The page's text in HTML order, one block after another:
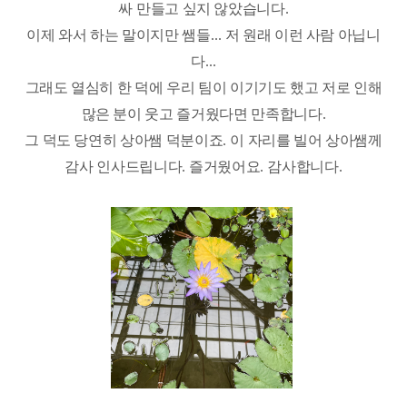
싸 만들고 싶지 않았습니다.
이제 와서 하는 말이지만 쌤들... 저 원래 이런 사람 아닙니
다...
그래도 열심히 한 덕에 우리 팀이 이기기도 했고 저로 인해
많은 분이 웃고 즐거웠다면 만족합니다.
그 덕도 당연히 상아쌤 덕분이죠. 이 자리를 빌어 상아쌤께
감사 인사드립니다. 즐거웠어요. 감사합니다.